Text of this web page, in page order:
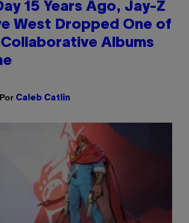
15 Years Ago, Jay-Z
West Dropped One of
Albums
Por Caleb Catlin